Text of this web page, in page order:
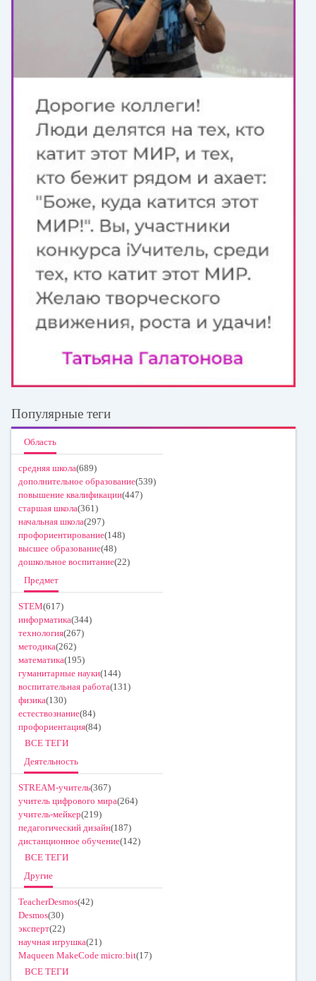
Популярные теги
Область
средняя школа(689)
дополнительное образование(539)
повышение квалификации(447)
старшая школа(361)
начальная школа(297)
профориентирование(148)
высшее образование(48)
дошкольное воспитание(22)
Предмет
STEM(617)
информатика(344)
технология(267)
методика(262)
математика(195)
гуманитарные науки(144)
воспитательная работа(131)
физика(130)
естествознание(84)
профориентация(84)
ВСЕ ТЕГИ
Деятельность
STREAM-учитель(367)
учитель цифрового мира(264)
учитель-мейкер(219)
педагогический дизайн(187)
дистанционное обучение(142)
ВСЕ ТЕГИ
Другие
TeacherDesmos(42)
Desmos(30)
эксперт(22)
научная игрушка(21)
Maqueen MakeCode micro:bit(17)
ВСЕ ТЕГИ